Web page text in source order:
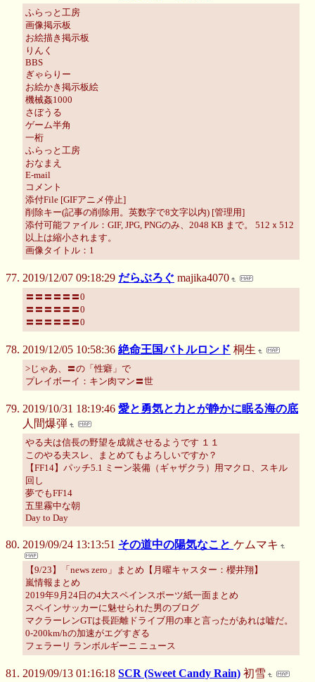
ふらっと工房
画像掲示板
お絵描き掲示板
りんく
BBS
ぎゃらりー
お絵かき掲示板絵
機械姦1000
さぼうる
ゲーム半角
一桁
ふらっと工房
おなまえ
E-mail
コメント
添付File [GIFアニメ停止]
削除キー(記事の削除用。英数字で8文字以内) [管理用]
添付可能ファイル：GIF, JPG, PNGのみ、2048 KB まで。 512ｘ512
以上は縮小されます。
画像タイトル：1
2019/12/07 09:18:29 だらぶろぐ majika4070
〓〓〓〓〓〓0
〓〓〓〓〓〓0
〓〓〓〓〓〓0
2019/12/05 10:58:36 絶命王国バトルロンド 桐生
>じゃあ、〓の「性癖」で
プレイボーイ：キン肉マン〓世
2019/10/31 18:19:46 愛と勇気と力とが静かに眠る海の底
人間爆弾
やる夫は信長の野望を成就させるようです １１
このやる夫スレ、まとめてもよろしいですか？
【FF14】パッチ5.1 ミーン装備（ギャザクラ）用マクロ、スキル
回し
夢でもFF14
五里霧中な朝
Day to Day
2019/09/24 13:13:51 その道中の陽気なこと ケムマキ
【9/23】「news zero」まとめ【月曜キャスター：櫻井翔】
嵐情報まとめ
2019年9月24日の4大スペインスポーツ紙一面まとめ
スペインサッカーに魅せられた男のブログ
マクラーレンGTは長距離ドライブ用の車と言ったがあれは嘘だ。
0-200km/hの加速がエグすぎる
フェラーリ ランボルギーニ ニュース
2019/09/13 01:16:18 SCR (Sweet Candy Rain) 初雪